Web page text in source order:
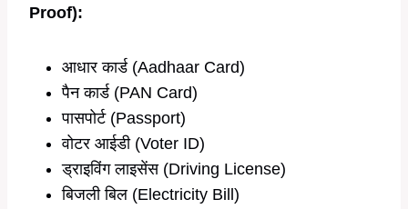
Proof):
आधार कार्ड (Aadhaar Card)
पैन कार्ड (PAN Card)
पासपोर्ट (Passport)
वोटर आईडी (Voter ID)
ड्राइविंग लाइसेंस (Driving License)
बिजली बिल (Electricity Bill)